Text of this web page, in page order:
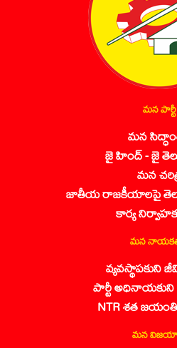
మన పార్టీ
మన
జై హింద్ - జై
మన
జాతీయ రాజకీయాలపై
కార్య
మన
వ్యవస్థాపకుని
పార్టీ అధినాయకుని
NTR శత
మన